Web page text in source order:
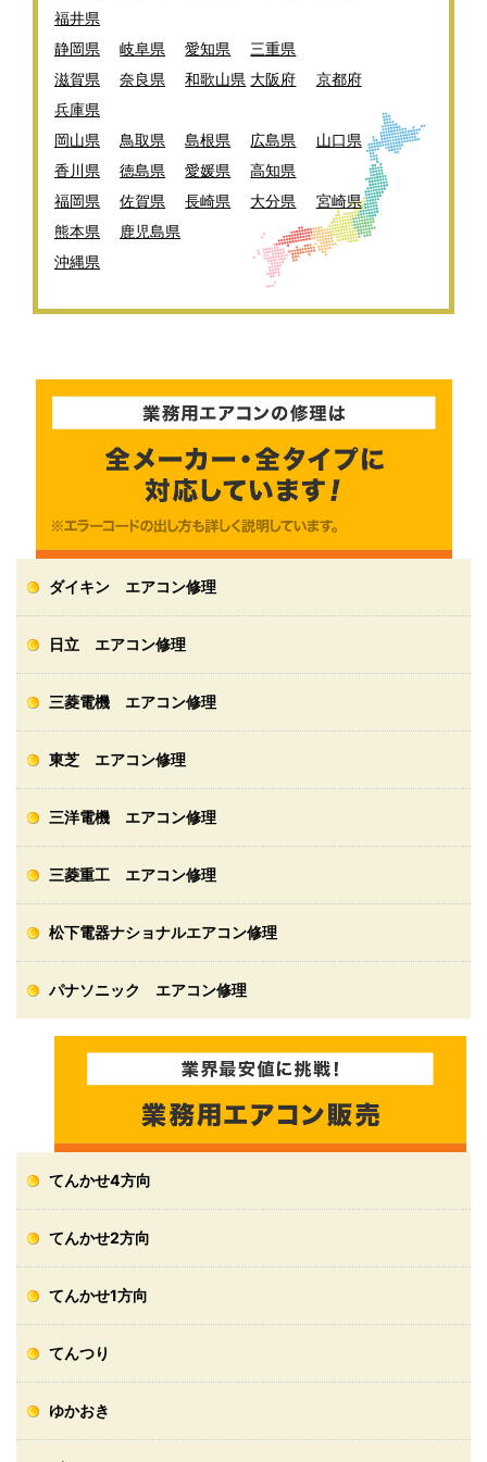
福井県
静岡県
岐阜県 愛知県
三重県
滋賀県
奈良県 和歌山県 大阪府
京都府
兵庫県
岡山県
鳥取県 島根県 広島県
山口県
香川県
徳島県 愛媛県
高知県
福岡県
佐賀県 長崎県 大分県
宮崎県
熊本県
鹿児島県
沖縄県
ダイキン エアコン修理
日立 エアコン修理
三菱電機 エアコン修理
東芝 エアコン修理
三洋電機 エアコン修理
三菱重工 エアコン修理
松下電器ナショナルエアコン修理
パナソニック エアコン修理
てんかせ4方向
てんかせ2方向
てんかせ1方向
てんつり
ゆかおき